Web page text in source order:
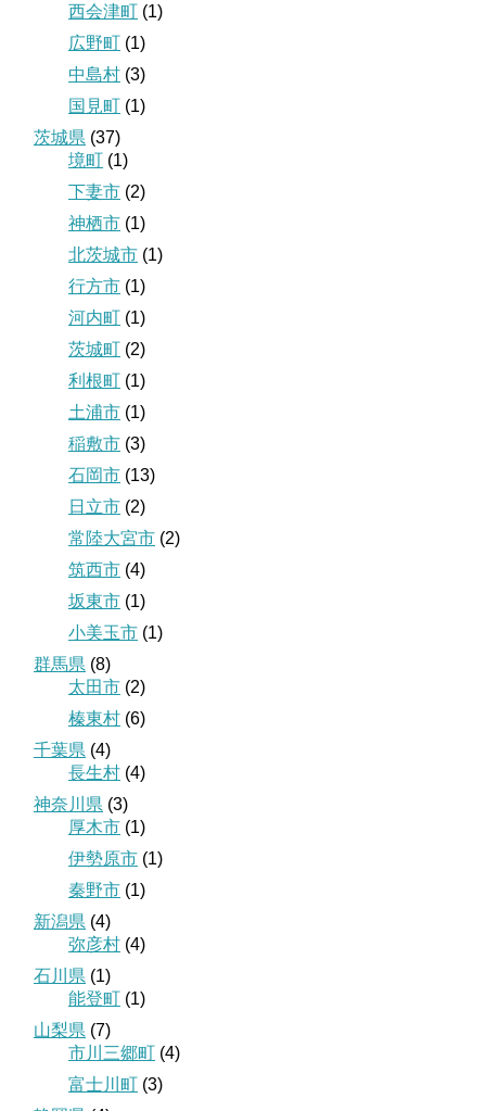
西会津町 (1)
広野町 (1)
中島村 (3)
国見町 (1)
茨城県 (37)
境町 (1)
下妻市 (2)
神栖市 (1)
北茨城市 (1)
行方市 (1)
河内町 (1)
茨城町 (2)
利根町 (1)
土浦市 (1)
稲敷市 (3)
石岡市 (13)
日立市 (2)
常陸大宮市 (2)
筑西市 (4)
坂東市 (1)
小美玉市 (1)
群馬県 (8)
太田市 (2)
榛東村 (6)
千葉県 (4)
長生村 (4)
神奈川県 (3)
厚木市 (1)
伊勢原市 (1)
秦野市 (1)
新潟県 (4)
弥彦村 (4)
石川県 (1)
能登町 (1)
山梨県 (7)
市川三郷町 (4)
富士川町 (3)